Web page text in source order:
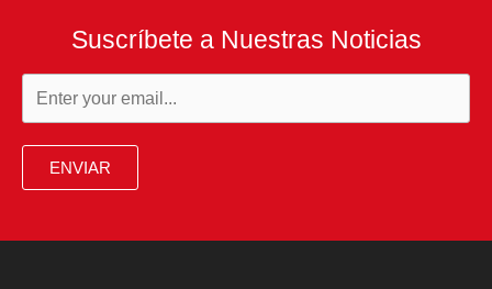
Suscríbete a Nuestras Noticias
ENVIAR